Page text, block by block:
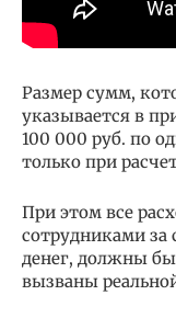
Размер сумм,
указывается в
100 000 руб. по
только при
При этом все
сотрудниками
денег, должны
вызваны